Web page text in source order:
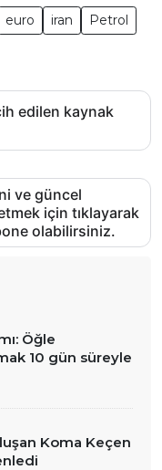
euro iran
Petrol
edilen kaynak
ve güncel
için tıklayarak
olabilirsiniz.
Öğle
10 gün süreyle
Koma Keçen